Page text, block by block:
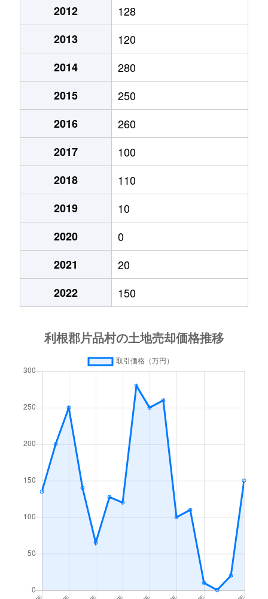
2012
128
2013
120
2014
280
2015
250
2016
260
2017
100
2018
110
2019
10
2020
0
2021
20
2022
150